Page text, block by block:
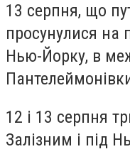
13 серпня, що
просунулися на
Нью-Йорку, в
12 і 13 серпня
Залізним і під